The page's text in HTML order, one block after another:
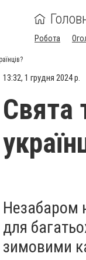
Робота
13:32, 1 грудня 2024 р.
Свята
Незабаром
для
зимовими